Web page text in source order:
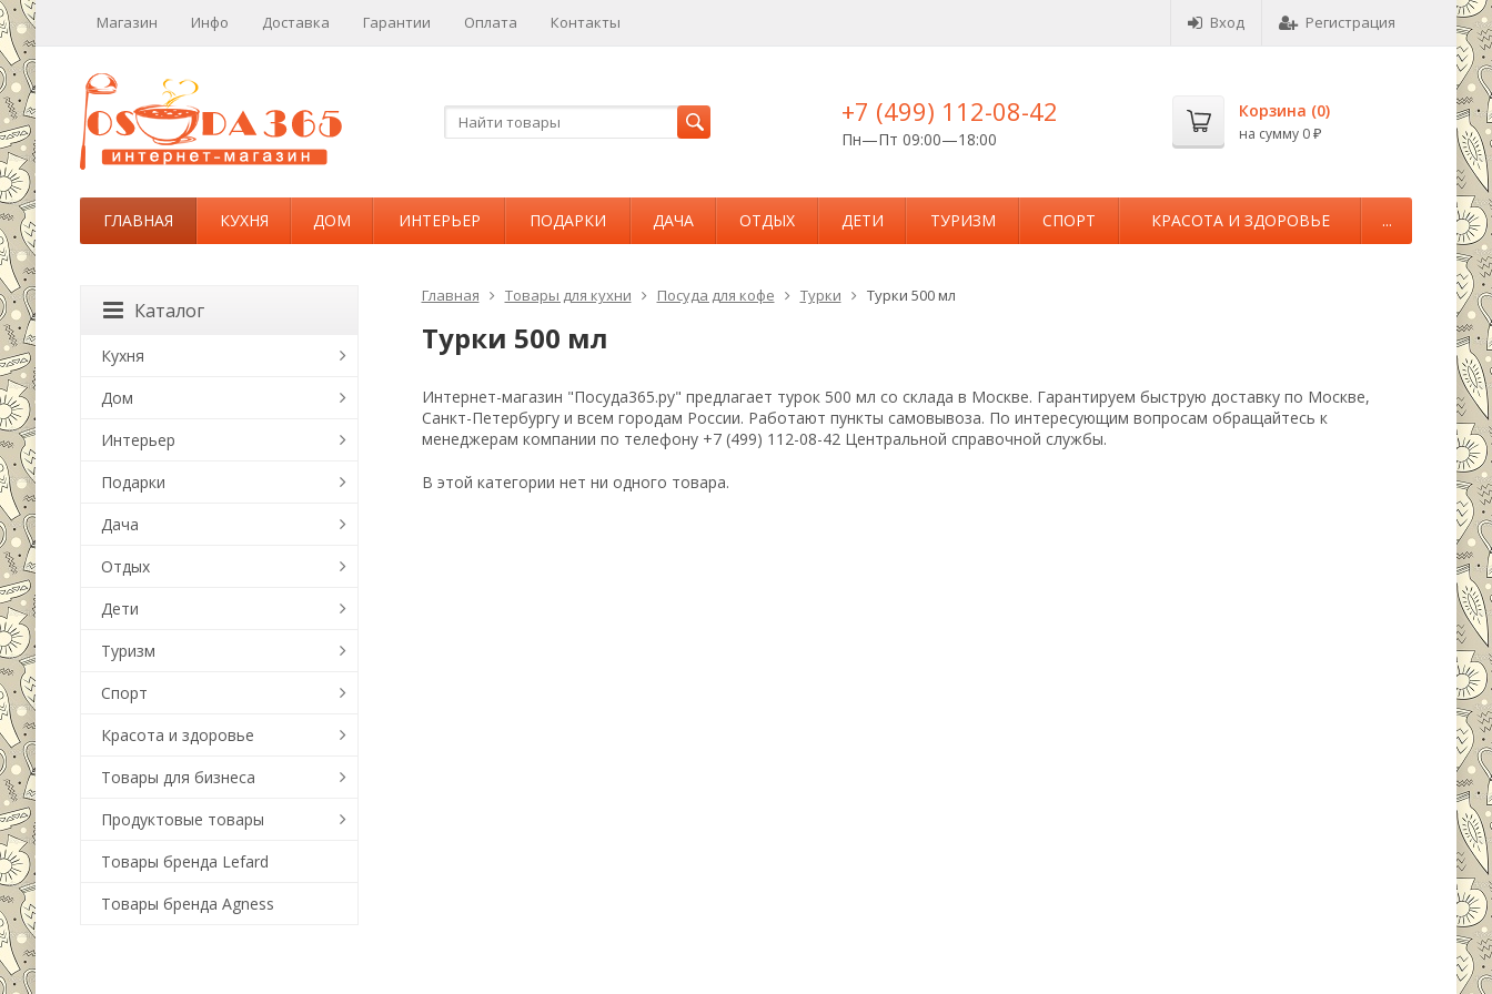
Магазин Инфо Доставка Гарантии Оплата Контакты Вход Регистрация
+7 (499) 112-08-42
Пн—Пт 09:00—18:00
Корзина (0)
на сумму 0 ₽
ГЛАВНАЯ КУХНЯ ДОМ ИНТЕРЬЕР ПОДАРКИ ДАЧА ОТДЫХ ДЕТИ ТУРИЗМ СПОРТ КРАСОТА И ЗДОРОВЬЕ ...
Главная Товары для кухни Посуда для кофе Турки Турки 500 мл
Турки 500 мл
Интернет-магазин "Посуда365.ру" предлагает турок 500 мл со склада в Москве. Гарантируем быструю доставку по Москве,
Санкт-Петербургу и всем городам России. Работают пункты самовывоза. По интересующим вопросам обращайтесь к
менеджерам компании по телефону +7 (499) 112-08-42 Центральной справочной службы.
В этой категории нет ни одного товара.
Каталог
Кухня
Дом
Интерьер
Подарки
Дача
Отдых
Дети
Туризм
Спорт
Красота и здоровье
Товары для бизнеса
Продуктовые товары
Товары бренда Lefard
Товары бренда Agness